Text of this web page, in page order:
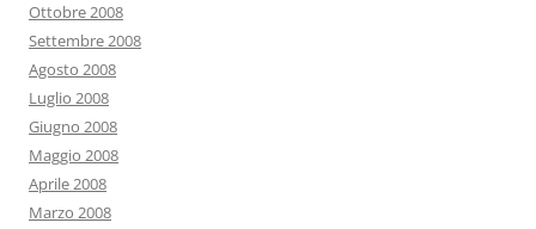
Ottobre 2008
Settembre 2008
Agosto 2008
Luglio 2008
Giugno 2008
Maggio 2008
Aprile 2008
Marzo 2008